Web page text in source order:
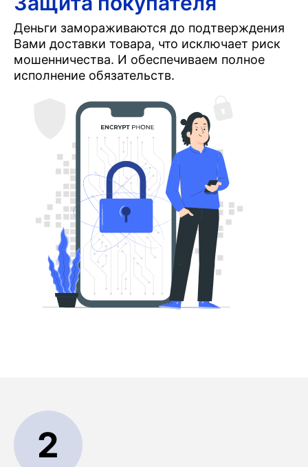
Деньги замораживаются до подтверждения
Вами доставки товара, что исключает риск
мошенничества. И обеспечиваем полное
исполнение обязательств.
2